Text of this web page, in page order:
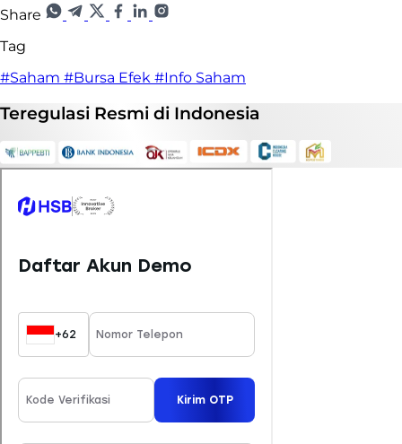
Share
Tag
#Saham #Bursa Efek #Info Saham
Teregulasi Resmi di Indonesia